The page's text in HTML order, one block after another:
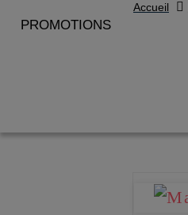
PROMOTIONS
Accueil